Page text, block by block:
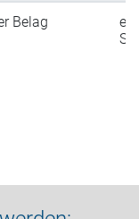
Belag